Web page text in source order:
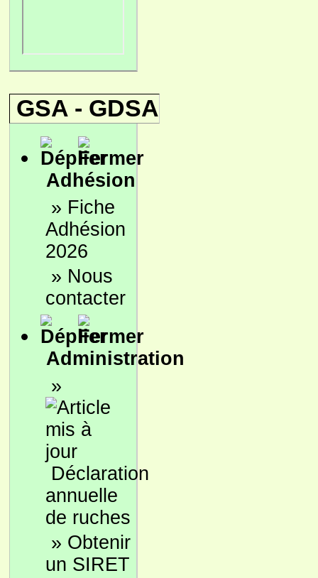
GSA - GDSA
Adhésion
» Fiche
Adhésion
2026
» Nous
contacter
Administration
»
Déclaration
annuelle
de ruches
» Obtenir
un SIRET